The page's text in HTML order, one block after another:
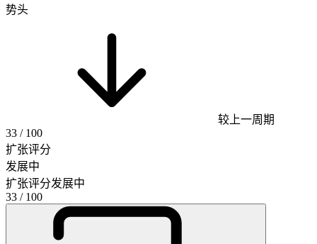
势头
较上一周期
33 / 100
扩张评分
发展中
扩张评分发展中
33 / 100